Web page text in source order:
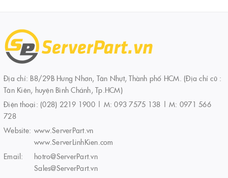
Địa chỉ: B8/29B Hưng Nhơn, Tân Nhựt, Thành phố HCM. (Địa chỉ cũ :
Tân Kiên, huyện Bình Chánh, Tp.HCM)
Điện thoại: (028) 2219 1900 | M: 093 7575 138 | M: 0971 566
728
Website: www.ServerPart.vn
www.ServerLinhKien.com
Email:
hotro@ServerPart.vn
Sales@ServerPart.vn